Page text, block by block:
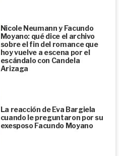
Nicole Neumann y Facundo
Moyano: qué dice el archivo
sobre el fin del romance que
hoy vuelve a escena por el
escándalo con Candela
Arizaga
La reacción de Eva Bargiela
cuando le preguntaron por su
exesposo Facundo Moyano